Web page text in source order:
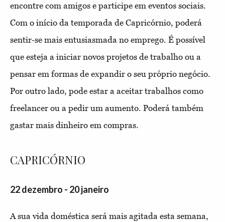
encontre com amigos e participe em eventos sociais.
Com o início da temporada de Capricórnio, poderá
sentir-se mais entusiasmada no emprego. É possível
que esteja a iniciar novos projetos de trabalho ou a
pensar em formas de expandir o seu próprio negócio.
Por outro lado, pode estar a aceitar trabalhos como
freelancer ou a pedir um aumento. Poderá também
gastar mais dinheiro em compras.
CAPRICÓRNIO
22 dezembro - 20 janeiro
A sua vida doméstica será mais agitada esta semana,